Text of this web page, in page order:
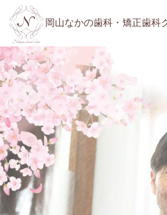
岡山なかの歯科・矯正歯科